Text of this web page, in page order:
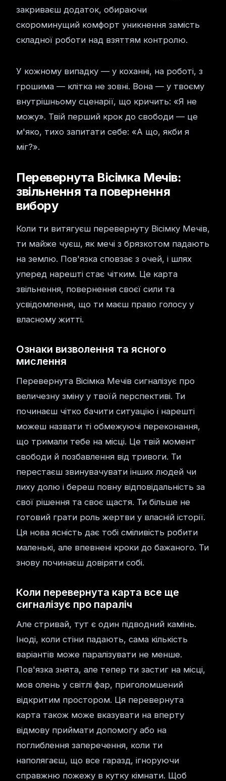
закриваєш додаток, обираючи
скороминущий комфорт уникнення замість
складної роботи над взяттям контролю.
У кожному випадку — у коханні, на роботі, з
грошима — клітка не зовні. Вона — у твоєму
внутрішньому сценарії, що кричить: «Я не
можу». Твій перший крок до свободи — це
м'яко, тихо запитати себе: «А що, якби я
міг?».
Перевернута Вісімка Мечів:
звільнення та повернення
вибору
Коли ти витягуєш перевернуту Вісімку Мечів,
ти майже чуєш, як мечі з брязкотом падають
на землю. Пов'язка сповзає з очей, і шлях
уперед нарешті стає чітким. Це карта
звільнення, повернення своєї сили та
усвідомлення, що ти маєш право голосу у
власному житті.
Ознаки визволення та ясного
мислення
Перевернута Вісімка Мечів сигналізує про
величезну зміну у твоїй перспективі. Ти
починаєш чітко бачити ситуацію і нарешті
можеш назвати ті обмежуючі переконання,
що тримали тебе на місці. Це твій момент
свободи й позбавлення від тривоги. Ти
перестаєш звинувачувати інших людей чи
лиху долю і береш повну відповідальність за
свої рішення та своє щастя. Ти більше не
готовий грати роль жертви у власній історії.
Ця нова ясність дає тобі сміливість робити
маленькі, але впевнені кроки до бажаного. Ти
знову починаєш довіряти собі.
Коли перевернута карта все ще
сигналізує про параліч
Але стривай, тут є один підводний камінь.
Іноді, коли стіни падають, сама кількість
варіантів може паралізувати не менше.
Пов'язка знята, але тепер ти застиг на місці,
мов олень у світлі фар, приголомшений
відкритим простором. Ця перевернута
карта також може вказувати на вперту
відмову приймати допомогу або на
поглиблення заперечення, коли ти
наполягаєш, що все гаразд, ігноруючи
справжню пожежу в кутку кімнати. Щоб